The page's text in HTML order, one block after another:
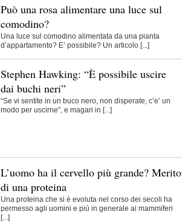
Può una rosa alimentare una luce sul
comodino?
Una luce sul comodino alimentata da una pianta
d’appartamento? E’ possibile? Un articolo [...]
Stephen Hawking: “È possibile uscire
dai buchi neri”
“Se vi sentite in un buco nero, non disperate, c’e’ un
modo per uscirne”, e magari in [...]
L’uomo ha il cervello più grande? Merito
di una proteina
Una proteina che si è evoluta nel corso dei secoli ha
permesso agli uomini e più in generale ai mammiferi
[...]